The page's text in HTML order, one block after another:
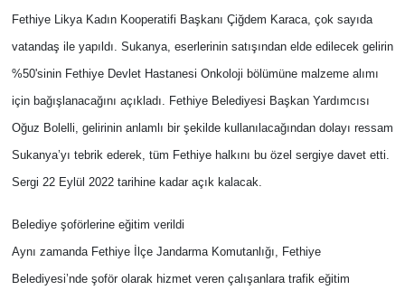
Fethiye Likya Kadın Kooperatifi Başkanı Çiğdem Karaca, çok sayıda
vatandaş ile yapıldı. Sukanya, eserlerinin satışından elde edilecek gelirin
%50'sinin Fethiye Devlet Hastanesi Onkoloji bölümüne malzeme alımı
için bağışlanacağını açıkladı. Fethiye Belediyesi Başkan Yardımcısı
Oğuz Bolelli, gelirinin anlamlı bir şekilde kullanılacağından dolayı ressam
Sukanya’yı tebrik ederek, tüm Fethiye halkını bu özel sergiye davet etti.
Sergi 22 Eylül 2022 tarihine kadar açık kalacak.
Belediye şoförlerine eğitim verildi
Aynı zamanda Fethiye İlçe Jandarma Komutanlığı, Fethiye
Belediyesi’nde şoför olarak hizmet veren çalışanlara trafik eğitim